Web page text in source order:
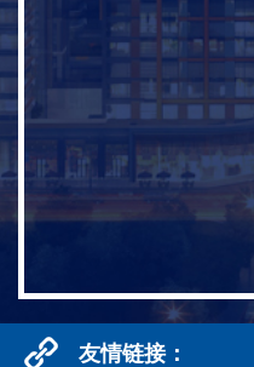
友情链接：